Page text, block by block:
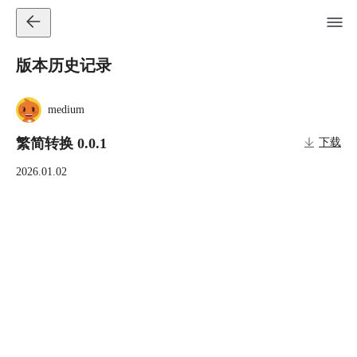
版本历史记录
medium
繁简转换 0.0.1 下载
2026.01.02